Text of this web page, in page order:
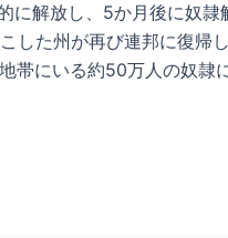
解放し、5か月後に奴隷
た州が再び連邦に復帰
にいる約50万人の奴隷